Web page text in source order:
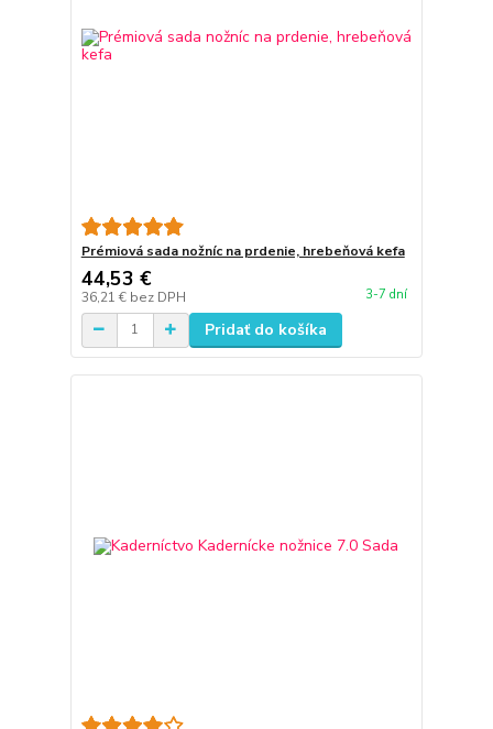
Prémiová sada nožníc na prdenie, hrebeňová kefa
44,53 €
36,21 € bez DPH 3-7 dní
Pridať do košíka